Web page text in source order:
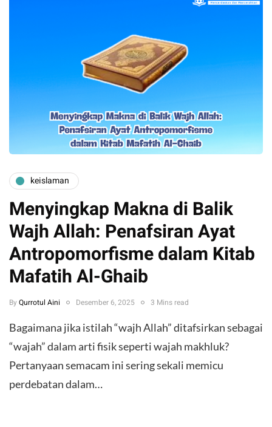
keislaman
Menyingkap Makna di Balik
Wajh Allah: Penafsiran Ayat
Antropomorfisme dalam Kitab
Mafatih Al-Ghaib
By Qurrotul Aini Desember 6, 2025 3 Mins read
Bagaimana jika istilah “wajh Allah” ditafsirkan sebagai
“wajah” dalam arti fisik seperti wajah makhluk?
Pertanyaan semacam ini sering sekali memicu
perdebatan dalam…